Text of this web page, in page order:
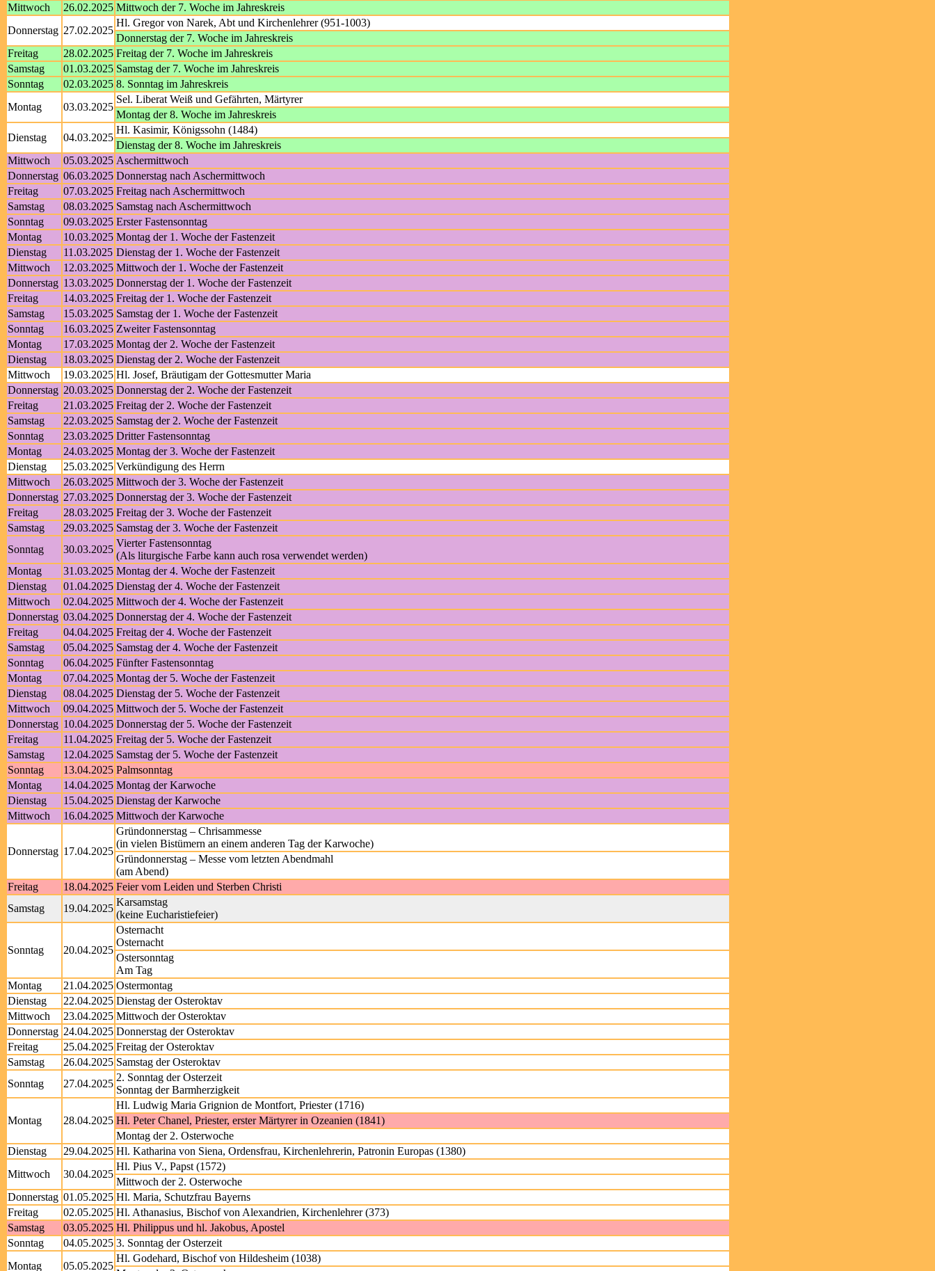
Mittwoch
26.02.2025 Mittwoch der 7. Woche im Jahreskreis
Donnerstag 27.02.2025
Hl. Gregor von Narek, Abt und Kirchenlehrer (951-1003)
Donnerstag der 7. Woche im Jahreskreis
Freitag
28.02.2025 Freitag der 7. Woche im Jahreskreis
Samstag
01.03.2025 Samstag der 7. Woche im Jahreskreis
Sonntag
02.03.2025 8. Sonntag im Jahreskreis
Montag
03.03.2025
Sel. Liberat Weiß und Gefährten, Märtyrer
Montag der 8. Woche im Jahreskreis
Dienstag
04.03.2025
Hl. Kasimir, Königssohn (1484)
Dienstag der 8. Woche im Jahreskreis
Mittwoch
05.03.2025 Aschermittwoch
Donnerstag 06.03.2025 Donnerstag nach Aschermittwoch
Freitag
07.03.2025 Freitag nach Aschermittwoch
Samstag
08.03.2025 Samstag nach Aschermittwoch
Sonntag
09.03.2025 Erster Fastensonntag
Montag
10.03.2025 Montag der 1. Woche der Fastenzeit
Dienstag
11.03.2025 Dienstag der 1. Woche der Fastenzeit
Mittwoch
12.03.2025 Mittwoch der 1. Woche der Fastenzeit
Donnerstag 13.03.2025 Donnerstag der 1. Woche der Fastenzeit
Freitag
14.03.2025 Freitag der 1. Woche der Fastenzeit
Samstag
15.03.2025 Samstag der 1. Woche der Fastenzeit
Sonntag
16.03.2025 Zweiter Fastensonntag
Montag
17.03.2025 Montag der 2. Woche der Fastenzeit
Dienstag
18.03.2025 Dienstag der 2. Woche der Fastenzeit
Mittwoch
19.03.2025 Hl. Josef, Bräutigam der Gottesmutter Maria
Donnerstag 20.03.2025 Donnerstag der 2. Woche der Fastenzeit
Freitag
21.03.2025 Freitag der 2. Woche der Fastenzeit
Samstag
22.03.2025 Samstag der 2. Woche der Fastenzeit
Sonntag
23.03.2025 Dritter Fastensonntag
Montag
24.03.2025 Montag der 3. Woche der Fastenzeit
Dienstag
25.03.2025 Verkündigung des Herrn
Mittwoch
26.03.2025 Mittwoch der 3. Woche der Fastenzeit
Donnerstag 27.03.2025 Donnerstag der 3. Woche der Fastenzeit
Freitag
28.03.2025 Freitag der 3. Woche der Fastenzeit
Samstag
29.03.2025 Samstag der 3. Woche der Fastenzeit
Sonntag
30.03.2025
Vierter Fastensonntag
(Als liturgische Farbe kann auch rosa verwendet werden)
Montag
31.03.2025 Montag der 4. Woche der Fastenzeit
Dienstag
01.04.2025 Dienstag der 4. Woche der Fastenzeit
Mittwoch
02.04.2025 Mittwoch der 4. Woche der Fastenzeit
Donnerstag 03.04.2025 Donnerstag der 4. Woche der Fastenzeit
Freitag
04.04.2025 Freitag der 4. Woche der Fastenzeit
Samstag
05.04.2025 Samstag der 4. Woche der Fastenzeit
Sonntag
06.04.2025 Fünfter Fastensonntag
Montag
07.04.2025 Montag der 5. Woche der Fastenzeit
Dienstag
08.04.2025 Dienstag der 5. Woche der Fastenzeit
Mittwoch
09.04.2025 Mittwoch der 5. Woche der Fastenzeit
Donnerstag 10.04.2025 Donnerstag der 5. Woche der Fastenzeit
Freitag
11.04.2025 Freitag der 5. Woche der Fastenzeit
Samstag
12.04.2025 Samstag der 5. Woche der Fastenzeit
Sonntag
13.04.2025 Palmsonntag
Montag
14.04.2025 Montag der Karwoche
Dienstag
15.04.2025 Dienstag der Karwoche
Mittwoch
16.04.2025 Mittwoch der Karwoche
Donnerstag 17.04.2025
Gründonnerstag – Chrisammesse
(in vielen Bistümern an einem anderen Tag der Karwoche)
Gründonnerstag – Messe vom letzten Abendmahl
(am Abend)
Freitag
18.04.2025 Feier vom Leiden und Sterben Christi
Samstag
19.04.2025
Karsamstag
(keine Eucharistiefeier)
Sonntag 20.04.2025
Osternacht
Osternacht
Ostersonntag
Am Tag
Montag
21.04.2025 Ostermontag
Dienstag
22.04.2025 Dienstag der Osteroktav
Mittwoch
23.04.2025 Mittwoch der Osteroktav
Donnerstag 24.04.2025 Donnerstag der Osteroktav
Freitag
25.04.2025 Freitag der Osteroktav
Samstag
26.04.2025 Samstag der Osteroktav
Sonntag
27.04.2025
2. Sonntag der Osterzeit
Sonntag der Barmherzigkeit
Montag 28.04.2025
Hl. Ludwig Maria Grignion de Montfort, Priester (1716)
Hl. Peter Chanel, Priester, erster Märtyrer in Ozeanien (1841)
Montag der 2. Osterwoche
Dienstag
29.04.2025 Hl. Katharina von Siena, Ordensfrau, Kirchenlehrerin, Patronin Europas (1380)
Mittwoch
30.04.2025
Hl. Pius V., Papst (1572)
Mittwoch der 2. Osterwoche
Donnerstag 01.05.2025 Hl. Maria, Schutzfrau Bayerns
Freitag
02.05.2025 Hl. Athanasius, Bischof von Alexandrien, Kirchenlehrer (373)
Samstag
03.05.2025 Hl. Philippus und hl. Jakobus, Apostel
Sonntag
04.05.2025 3. Sonntag der Osterzeit
Montag
05.05.2025
Hl. Godehard, Bischof von Hildesheim (1038)